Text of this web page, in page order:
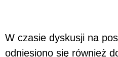
W czasie dyskusji na
odniesiono się również